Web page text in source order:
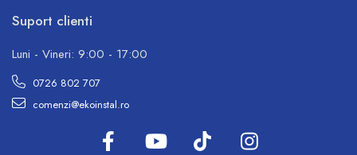
Suport clienti
Luni - Vineri: 9:00 - 17:00
0726 802 707
comenzi@ekoinstal.ro